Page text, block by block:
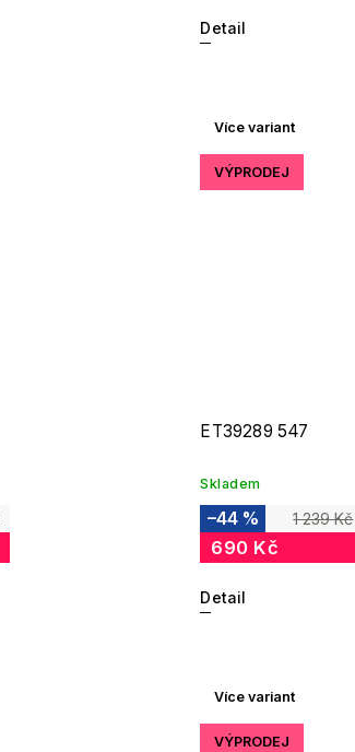
Detail
Více variant
VÝPRODEJ
ET39289 547
Skladem
1 239 Kč
–44 %
690 Kč
Detail
Více variant
VÝPRODEJ